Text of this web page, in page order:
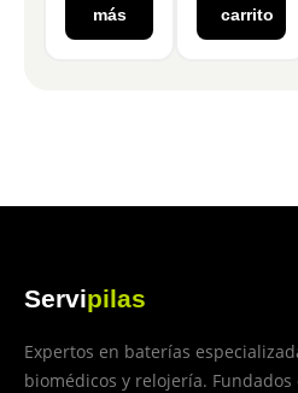
más
carrito
Servipilas
Expertos en baterías
biomédicos y relojería.